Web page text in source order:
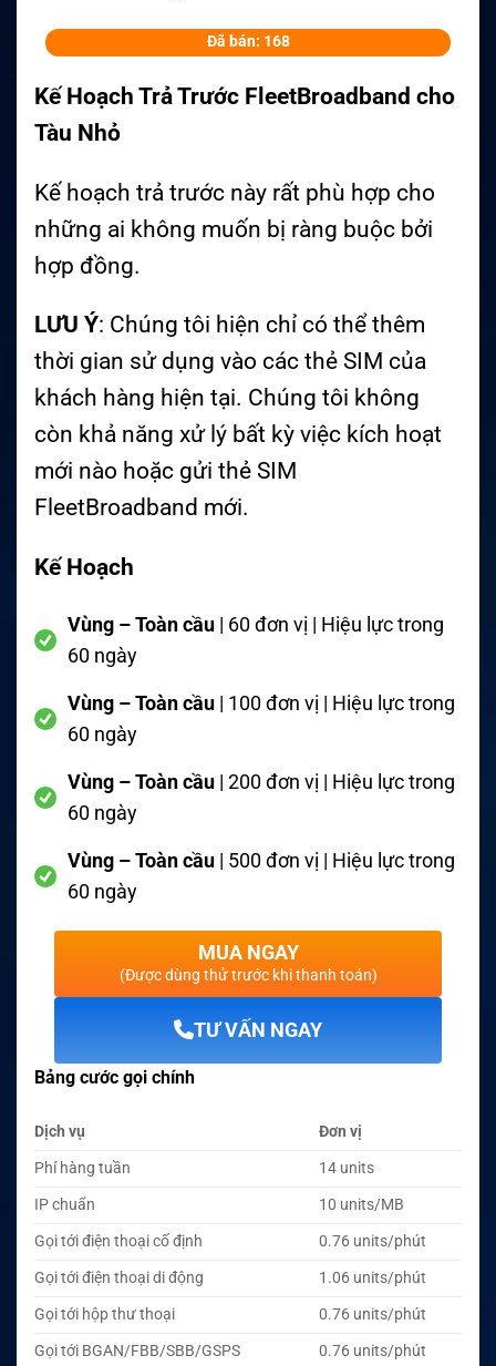
Đã bán: 168
Kế Hoạch Trả Trước FleetBroadband cho
Tàu Nhỏ
Kế hoạch trả trước này rất phù hợp cho
những ai không muốn bị ràng buộc bởi
hợp đồng.
LƯU Ý: Chúng tôi hiện chỉ có thể thêm
thời gian sử dụng vào các thẻ SIM của
khách hàng hiện tại. Chúng tôi không
còn khả năng xử lý bất kỳ việc kích hoạt
mới nào hoặc gửi thẻ SIM
FleetBroadband mới.
Kế Hoạch
Vùng – Toàn cầu | 60 đơn vị | Hiệu lực trong
60 ngày
Vùng – Toàn cầu | 100 đơn vị | Hiệu lực trong
60 ngày
Vùng – Toàn cầu | 200 đơn vị | Hiệu lực trong
60 ngày
Vùng – Toàn cầu | 500 đơn vị | Hiệu lực trong
60 ngày
MUA NGAY
(Được dùng thử trước khi thanh toán)
TƯ VẤN NGAY
Bảng cước gọi chính
Dịch vụ
Đơn vị
Phí hàng tuần
14 units
IP chuẩn
10 units/MB
Gọi tới điện thoại cố định
0.76 units/phút
Gọi tới điện thoại di động
1.06 units/phút
Gọi tới hộp thư thoại
0.76 units/phút
Gọi tới BGAN/FBB/SBB/GSPS
0.76 units/phút